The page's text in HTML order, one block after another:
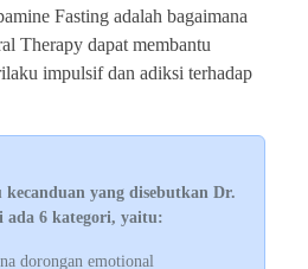
Fasting adalah bagaimana
Therapy dapat membantu
impulsif dan adiksi terhadap
yang disebutkan Dr.
ada 6 kategori, yaitu:
dorongan emotional